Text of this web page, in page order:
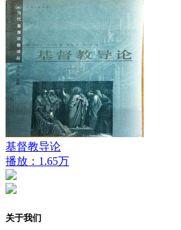
基督教导论
播放：1.65万
关于我们